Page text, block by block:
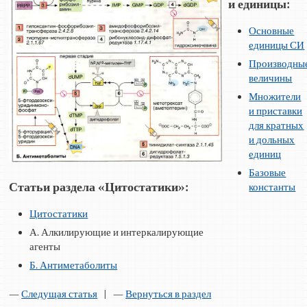
Статьи раздела «Цитостатики»:
Цитостатики
А. Алкилирующие и интеркалирующие
агенты
Б. Антиметаболиты
—Следущая статья | —Вернуться в раздел
и единицы:
Основные
единицы СИ
величины
Множители
и приставки
для кратных
и дольных
единиц
Базовые
константы